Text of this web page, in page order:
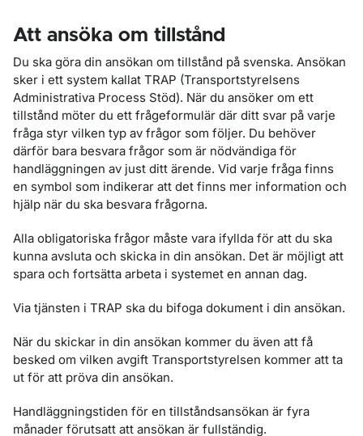
Att ansöka om tillstånd
Du ska göra din ansökan om tillstånd på svenska. Ansökan
sker i ett system kallat TRAP (Transportstyrelsens
Administrativa Process Stöd). När du ansöker om ett
tillstånd möter du ett frågeformulär där ditt svar på varje
fråga styr vilken typ av frågor som följer. Du behöver
därför bara besvara frågor som är nödvändiga för
handläggningen av just ditt ärende. Vid varje fråga finns
en symbol som indikerar att det finns mer information och
hjälp när du ska besvara frågorna.
Alla obligatoriska frågor måste vara ifyllda för att du ska
kunna avsluta och skicka in din ansökan. Det är möjligt att
spara och fortsätta arbeta i systemet en annan dag.
Via tjänsten i TRAP ska du bifoga dokument i din ansökan.
När du skickar in din ansökan kommer du även att få
besked om vilken avgift Transportstyrelsen kommer att ta
ut för att pröva din ansökan.
Handläggningstiden för en tillståndsansökan är fyra
månader förutsatt att ansökan är fullständig.